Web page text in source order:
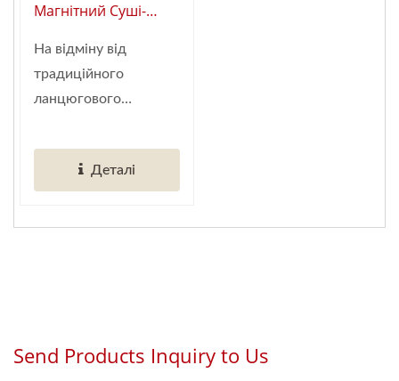
Магнітний Суші-
(Глобальний
Постачальник
Автоматизації
Ресторанів)
На відміну від
традиційного
ланцюгового
Деталі